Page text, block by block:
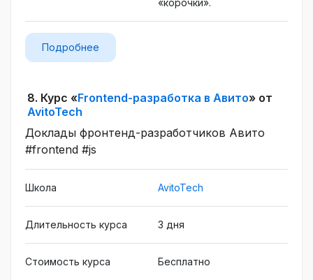
Подробнее
8. Курс «Frontend-разработка в Авито» от
AvitoTech
Доклады фронтенд-разработчиков Авито
#frontend #js
Школа AvitoTech
Длительность курса 3 дня
Стоимость курса Бесплатно